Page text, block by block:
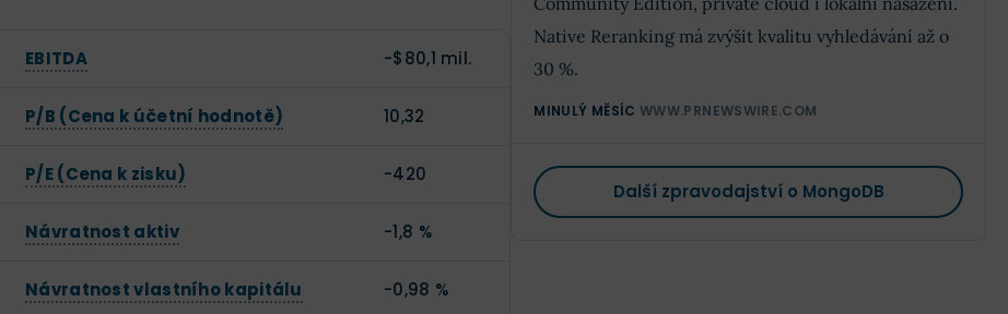
EBITDA -$80,1 mil.
P/B (Cena k účetní hodnotě) 10,32
P/E (Cena k zisku) -420
Návratnost aktiv -1,8 %
Návratnost vlastního kapitálu -0,98 %
Native Reranking má zvýšit kvalitu vyhledávání až o
30 %.
MINULÝ MĚSÍC WWW.PRNEWSWIRE.COM
Další zpravodajství o MongoDB